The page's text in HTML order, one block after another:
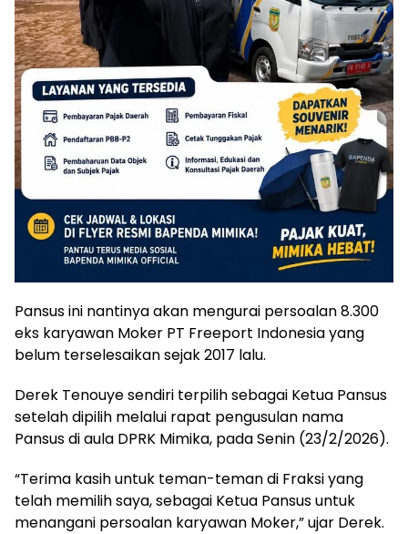
Pansus ini nantinya akan mengurai persoalan 8.300
eks karyawan Moker PT Freeport Indonesia yang
belum terselesaikan sejak 2017 lalu.
Derek Tenouye sendiri terpilih sebagai Ketua Pansus
setelah dipilih melalui rapat pengusulan nama
Pansus di aula DPRK Mimika, pada Senin (23/2/2026).
“Terima kasih untuk teman-teman di Fraksi yang
telah memilih saya, sebagai Ketua Pansus untuk
menangani persoalan karyawan Moker,” ujar Derek.